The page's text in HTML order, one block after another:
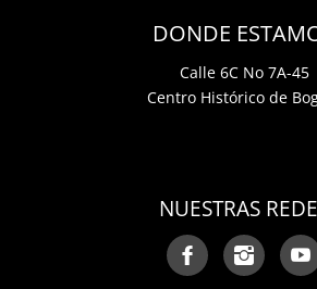
DONDE
Calle 6C No 7A-45
Centro Histórico de
NUESTRAS